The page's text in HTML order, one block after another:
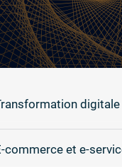
digitale
commerce et e-